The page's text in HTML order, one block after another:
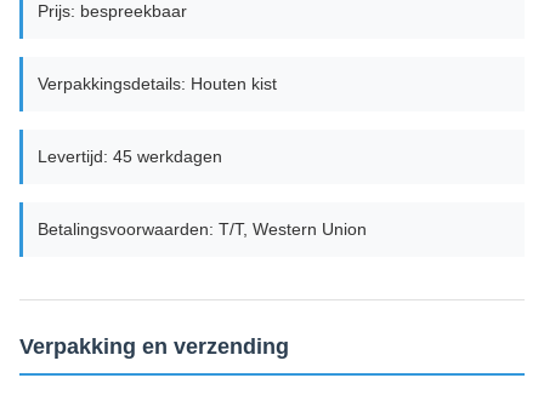
Prijs: bespreekbaar
Verpakkingsdetails: Houten kist
Levertijd: 45 werkdagen
Betalingsvoorwaarden: T/T, Western Union
Verpakking en verzending